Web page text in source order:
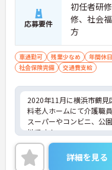
応募要件
初任者研
修、社会
方
車通勤可 残業少なめ 年間休
社会保険完備
交通費支給
2020年11月に横浜市鶴
料老人ホームにて介護職員
スーパーやコンビニ、公
地です！
ご興味のある方には、面
に詳細をお話しいたしま
ださい。
詳細を見る